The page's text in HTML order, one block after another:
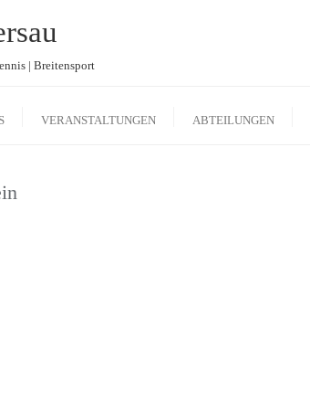
| Breitensport
VERANSTALTUNGEN ABTEILUNGEN